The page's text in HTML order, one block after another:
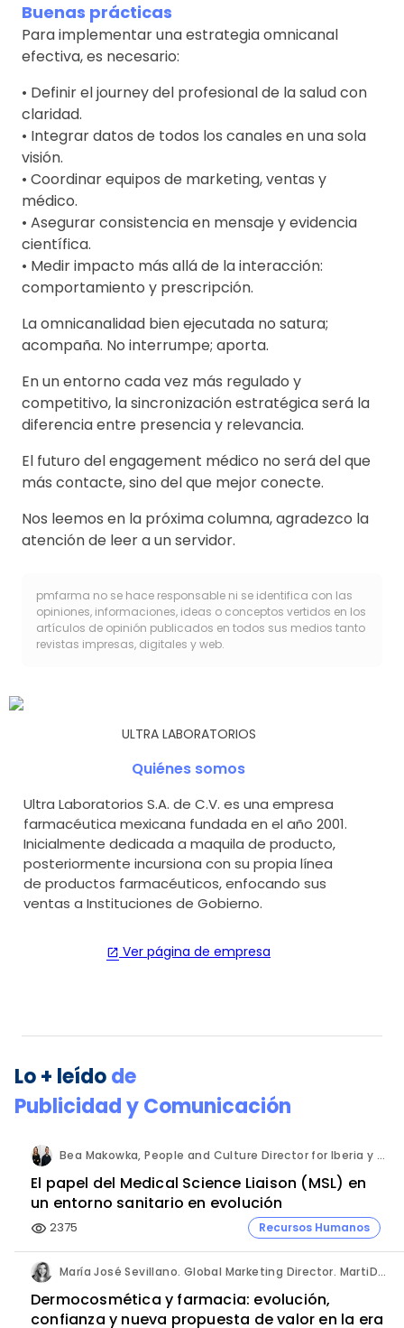
Buenas prácticas
Para implementar una estrategia omnicanal
efectiva, es necesario:
• Definir el journey del profesional de la salud con
claridad.
• Integrar datos de todos los canales en una sola
visión.
• Coordinar equipos de marketing, ventas y
médico.
• Asegurar consistencia en mensaje y evidencia
científica.
• Medir impacto más allá de la interacción:
comportamiento y prescripción.
La omnicanalidad bien ejecutada no satura;
acompaña. No interrumpe; aporta.
En un entorno cada vez más regulado y
competitivo, la sincronización estratégica será la
diferencia entre presencia y relevancia.
El futuro del engagement médico no será del que
más contacte, sino del que mejor conecte.
Nos leemos en la próxima columna, agradezco la
atención de leer a un servidor.
pmfarma no se hace responsable ni se identifica con las
opiniones, informaciones, ideas o conceptos vertidos en los
artículos de opinión publicados en todos sus medios tanto
revistas impresas, digitales y web.
ULTRA LABORATORIOS
Quiénes somos
Ultra Laboratorios S.A. de C.V. es una empresa
farmacéutica mexicana fundada en el año 2001.
Inicialmente dedicada a maquila de producto,
posteriormente incursiona con su propia línea
de productos farmacéuticos, enfocando sus
ventas a Instituciones de Gobierno.
open_in_new Ver página de empresa
Lo + leídode
Publicidad y Comunicación
Bea Makowka, People and Culture Director for Iberia y Alberto Municio, Talent Seach Solutions Lead for Iberia. Inizio Engage.
El papel del Medical Science Liaison (MSL) en
un entorno sanitario en evolución
visibility 2375 Recursos Humanos
María José Sevillano. Global Marketing Director. MartiDerm.
Dermocosmética y farmacia: evolución,
confianza y nueva propuesta de valor en la era